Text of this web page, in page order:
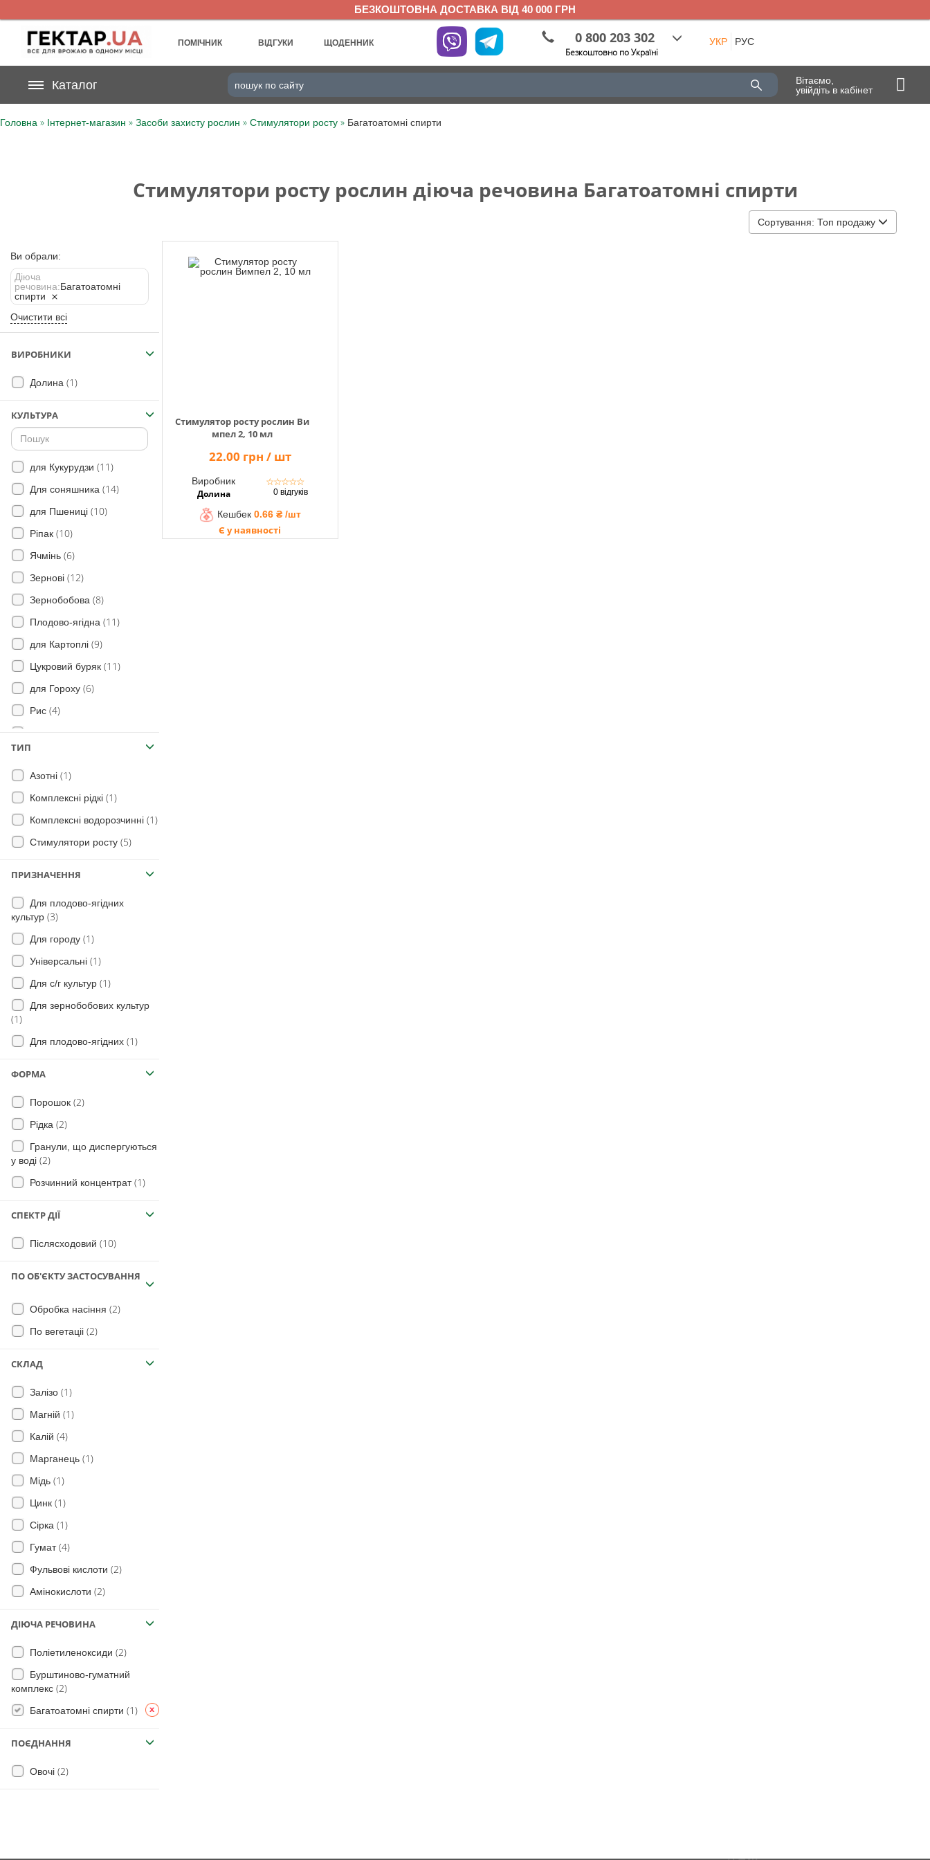
БЕЗКОШТОВНА ДОСТАВКА ВІД 40 000 ГРН
ПОМІЧНИК ВІДГУКИ ЩОДЕННИК 0 800 203 302
Безкоштовно по Україні
УКР РУС
UA
На вашому
бонусному рахунку
Кошик
Помічник
0 800 203
Безкоштовно
по Україні
+38 (096) 733
733 0
+38 (066) 733
733 0
+38 (093) 733
733 0
info@hectare.ua
Каталог
Вітаємо,
увійдіть в кабінет
Головна » Інтернет-магазин » Засоби захисту рослин » Стимулятори росту » Багатоатомні спирти
Стимулятори росту рослин діюча речовина Багатоатомні спирти
Ви обрали:
Діюча
речовина:Багатоатомні
спирти
Очистити всі
ВИРОБНИКИ
Долина (1)
КУЛЬТУРА
для Кукурудзи (11)
Для соняшника (14)
для Пшениці (10)
Ріпак (10)
Ячмінь (6)
Зернові (12)
Зернобобова (8)
Плодово-ягідна (11)
для Картоплі (9)
Цукровий буряк (11)
для Гороху (6)
Рис (4)
Морква(1)
Овочі(12)
Плоди(6)
для Винограду(8)
Сорго (4)
Часник(1)
ТИП
Азотні (1)
Комплексні рідкі (1)
Комплексні водорозчинні (1)
Стимулятори росту (5)
ПРИЗНАЧЕННЯ
Для плодово-ягідних
культур (3)
Для городу (1)
Універсальні (1)
Для с/г культур (1)
Для зернобобових культур
(1)
Для плодово-ягідних (1)
ФОРМА
Порошок (2)
Рідка (2)
Гранули, що диспергуються
у воді (2)
Розчинний концентрат(1)
СПЕКТР ДІЇ
Післясходовий (10)
ПО ОБ'ЄКТУ ЗАСТОСУВАННЯ
Обробка насіння (2)
По вегетаціі (2)
СКЛАД
Залізо (1)
Магній (1)
Калій (4)
Марганець (1)
Мідь (1)
Цинк (1)
Сірка (1)
Гумат(4)
Фульвові кислоти (2)
Амінокислоти (2)
ДІЮЧА РЕЧОВИНА
Поліетиленоксиди (2)
Бурштиново-гуматний
комплекс (2)
Багатоатомні спирти (1)
ПОЄДНАННЯ
Овочі (2)
Сортування: Топ продажу
Стимулятор росту рослин Ви
мпел 2, 10 мл
22.00 грн / шт
Виробник
Долина
☆☆☆☆☆
0 відгуків
Кешбек 0.66 ₴ /шт
Є у наявності